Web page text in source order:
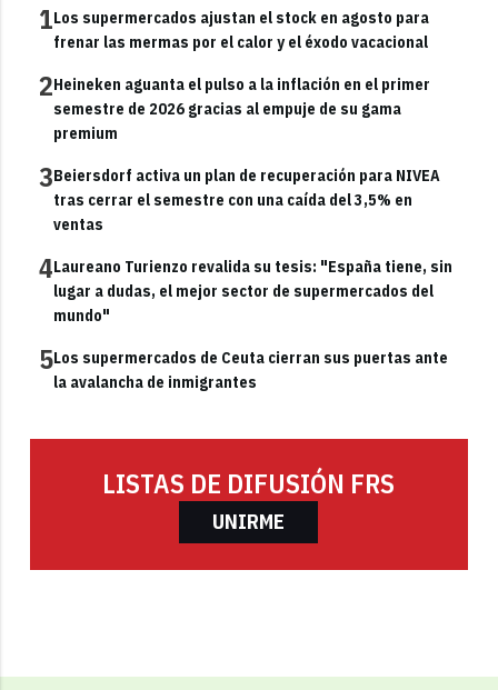
1Los supermercados ajustan el stock en agosto para
frenar las mermas por el calor y el éxodo vacacional
2Heineken aguanta el pulso a la inflación en el primer
semestre de 2026 gracias al empuje de su gama
premium
3Beiersdorf activa un plan de recuperación para NIVEA
tras cerrar el semestre con una caída del 3,5% en
ventas
4Laureano Turienzo revalida su tesis: "España tiene, sin
lugar a dudas, el mejor sector de supermercados del
mundo"
5Los supermercados de Ceuta cierran sus puertas ante
la avalancha de inmigrantes
LISTAS DE DIFUSIÓN FRS
UNIRME